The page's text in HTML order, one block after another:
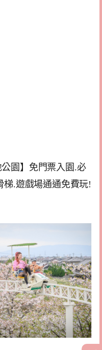
園】免門票入園.必
梯.遊戲場通通免費玩!